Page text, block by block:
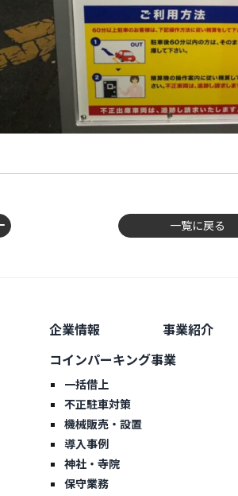
一覧に戻る
企業情報 事業紹介
コインパーキング事業
一括借上
不正駐車対策
機械販売・設置
導入事例
神社・寺院
保守業務